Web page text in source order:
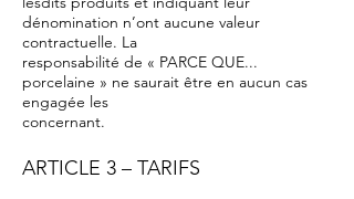
dénomination n’ont aucune valeur
contractuelle. La
responsabilité de « PARCE QUE...
porcelaine » ne saurait être en aucun cas
engagée les
concernant.
ARTICLE 3 – TARIFS